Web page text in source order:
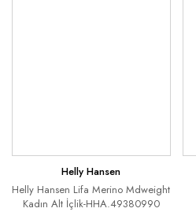
Helly Hansen
Helly Hansen Lifa Merino Mdweight
Kadın Alt İçlik-HHA.49380990